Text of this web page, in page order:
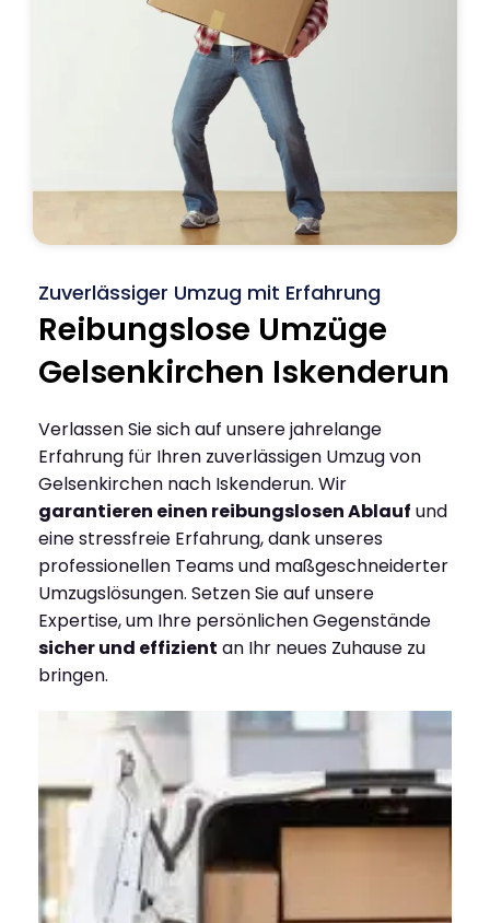
Zuverlässiger Umzug mit Erfahrung
Reibungslose Umzüge
Gelsenkirchen Iskenderun
Verlassen Sie sich auf unsere jahrelange
Erfahrung für Ihren zuverlässigen Umzug von
Gelsenkirchen nach Iskenderun. Wir
garantieren einen reibungslosen Ablauf und
eine stressfreie Erfahrung, dank unseres
professionellen Teams und maßgeschneiderter
Umzugslösungen. Setzen Sie auf unsere
Expertise, um Ihre persönlichen Gegenstände
sicher und effizient an Ihr neues Zuhause zu
bringen.